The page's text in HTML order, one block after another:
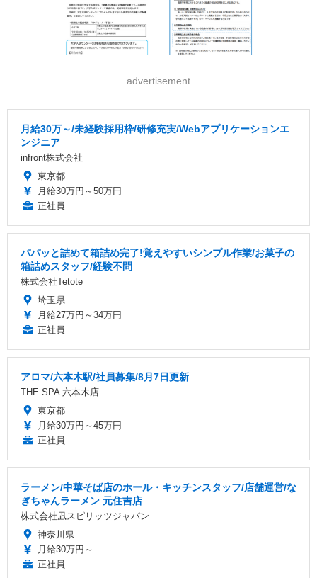
advertisement
月給30万～/未経験採用枠/研修充実/Webアプリケーションエ
ンジニア
infront株式会社
東京都
月給30万円～50万円
正社員
パパッと詰めて箱詰め完了!覚えやすいシンプル作業/お菓子の
箱詰めスタッフ/経験不問
株式会社Tetote
埼玉県
月給27万円～34万円
正社員
アロマ/六本木駅/社員募集/8月7日更新
THE SPA 六本木店
東京都
月給30万円～45万円
正社員
ラーメン/中華そば店のホール・キッチンスタッフ/店舗運営/な
ぎちゃんラーメン 元住吉店
株式会社凪スピリッツジャパン
神奈川県
月給30万円～
正社員